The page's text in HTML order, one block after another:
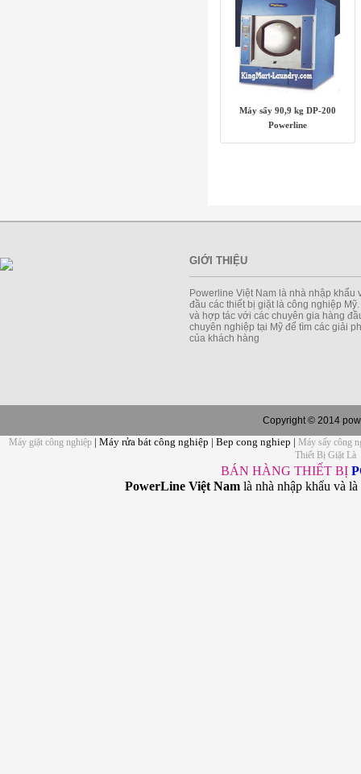
Máy sấy 90,9 kg DP-200
Powerline
GIỚI THIỆU
Powerline Việt Nam là nhà nhập khẩu
đầu các thiết bị giặt là công nghiệp
và hợp tác với các chuyên gia hàng
chuyên nghiệp tại Mỹ để tìm các giải
của khách hàng
Copyright © 2014
Máy giặt công nghiệp | Máy rửa bát công nghiệp | Bep cong nghiep | Máy sấy công
Thiết Bị Giặt Là
BÁN HÀNG THIẾT BỊ
PowerLine Việt Nam là nhà nhập khẩu và